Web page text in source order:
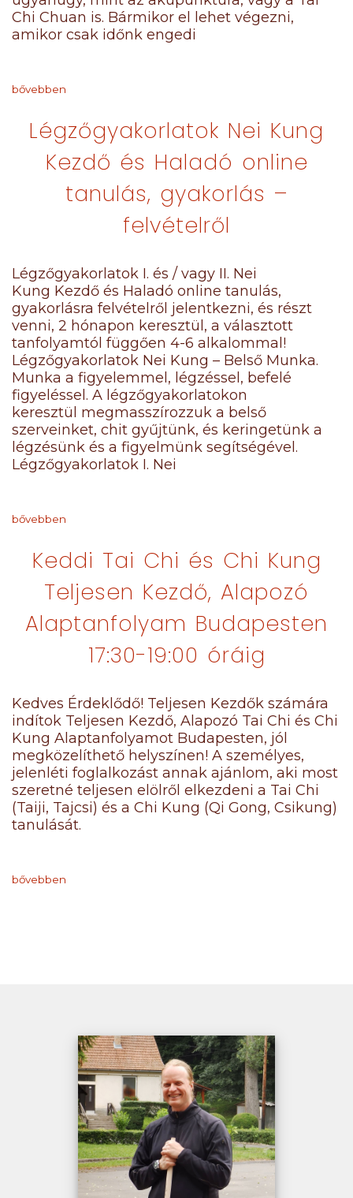
Chi Chuan is. Bármikor el lehet végezni,
amikor csak időnk engedi
bővebben
Légzőgyakorlatok Nei Kung
Kezdő és Haladó online
tanulás, gyakorlás –
felvételről
Légzőgyakorlatok I. és / vagy II. Nei
Kung Kezdő és Haladó online tanulás,
gyakorlásra felvételről jelentkezni, és részt
venni, 2 hónapon keresztül, a választott
tanfolyamtól függően 4-6 alkalommal!
Légzőgyakorlatok Nei Kung – Belső Munka.
Munka a figyelemmel, légzéssel, befelé
figyeléssel. A légzőgyakorlatokon
keresztül megmasszírozzuk a belső
szerveinket, chit gyűjtünk, és keringetünk a
légzésünk és a figyelmünk segítségével.
Légzőgyakorlatok I. Nei
bővebben
Keddi Tai Chi és Chi Kung
Teljesen Kezdő, Alapozó
Alaptanfolyam Budapesten
17:30-19:00 óráig
Kedves Érdeklődő! Teljesen Kezdők számára
indítok Teljesen Kezdő, Alapozó Tai Chi és Chi
Kung Alaptanfolyamot Budapesten, jól
megközelíthető helyszínen! A személyes,
jelenléti foglalkozást annak ajánlom, aki most
szeretné teljesen elölről elkezdeni a Tai Chi
(Taiji, Tajcsi) és a Chi Kung (Qi Gong, Csikung)
tanulását.
bővebben